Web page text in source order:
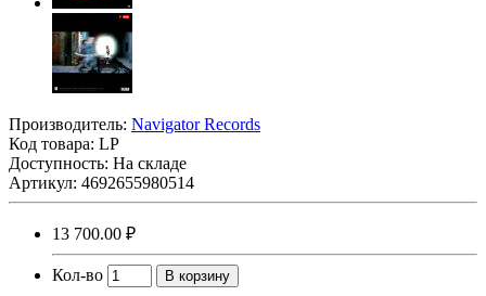
Производитель: Navigator Records
Код товара: LP
Доступность: На складе
Артикул: 4692655980514
13 700.00 ₽
Кол-во В корзину